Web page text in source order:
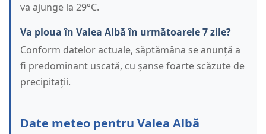
va ajunge la 29°C.
Va ploua în Valea Albă în următoarele 7 zile?
Conform datelor actuale, săptămâna se anunță a
fi predominant uscată, cu șanse foarte scăzute de
precipitații.
Date meteo pentru Valea Albă